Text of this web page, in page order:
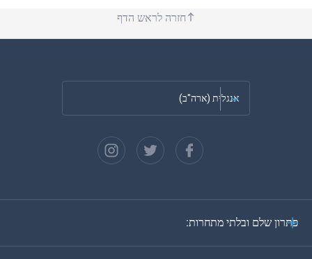
חזרה לראש הדף
אנגלית (ארה"ב)
גרמנית
פתרון שלם ובלתי מתחרות: